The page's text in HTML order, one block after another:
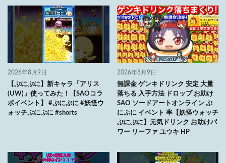
2026年8月9日
【ぷにぷに】新キャラ「アリス
(UW)」使ってみた！【SAOコラ
ボイベント】 #ぷにぷに #妖怪ウ
ォッチぷにぷに #shorts
2026年8月9日
無課金 ゲンキドリンク 安定 大量
落ちる 入手方法 ドロップ お助け
SAO ソードアートオンライン ぷ
にぷに イベント 率【妖怪ウォッチ
ぷにぷに】元気ドリンク お助けパ
ワー リーファ ユウキ HP